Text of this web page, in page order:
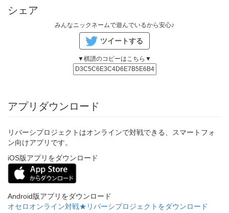
シェア
みんなニックネームで遊んでいるから安心♪
ツイートする
▼棋譜のコピーはこちら▼
アプリダウンロード
リバーシプロジェクトはオンラインで対戦できる、スマートフォ
ン向けアプリです。
iOS版アプリをダウンロード
Android版アプリをダウンロード
オセロオンライン対戦★リバーシプロジェクトをダウンロード